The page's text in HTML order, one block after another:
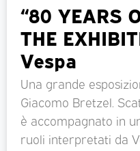
“80 YEARS
THE
Vespa
Una grande
Giacomo Bretzel.
è accompagnato in
ruoli interpretati da